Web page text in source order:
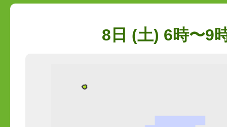
8日 (土) 6時〜9